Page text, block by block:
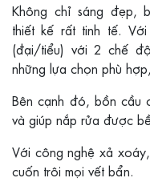
Không chỉ sáng đẹp,
thiết kế rất tinh tế.
(đại/tiểu) với 2 chế
những lựa chọn phù
Bên cạnh đó, bồn cầu
và giúp nắp rửa được
Với công nghệ xả
cuốn trôi mọi vết bẩn.